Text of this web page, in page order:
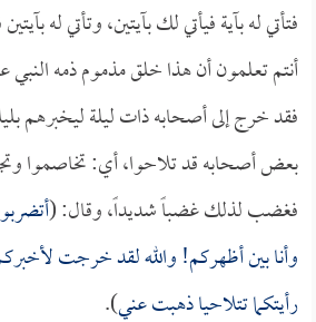
فتأتي له بآية فيأتي لك بآيتين، وتأتي له
أنتم تعلمون أن هذا خلق مذموم ذمه النبي
فقد خرج إلى أصحابه ذات ليلة ليخبرهم
بعض أصحابه قد تلاحوا، أي: تخاصموا
فغضب لذلك غضباً شديداً، وقال: (
وأنا بين أظهركم! والله لقد خرجت لأخبركم
رأيتكما تتلاحيا ذهبت عني).